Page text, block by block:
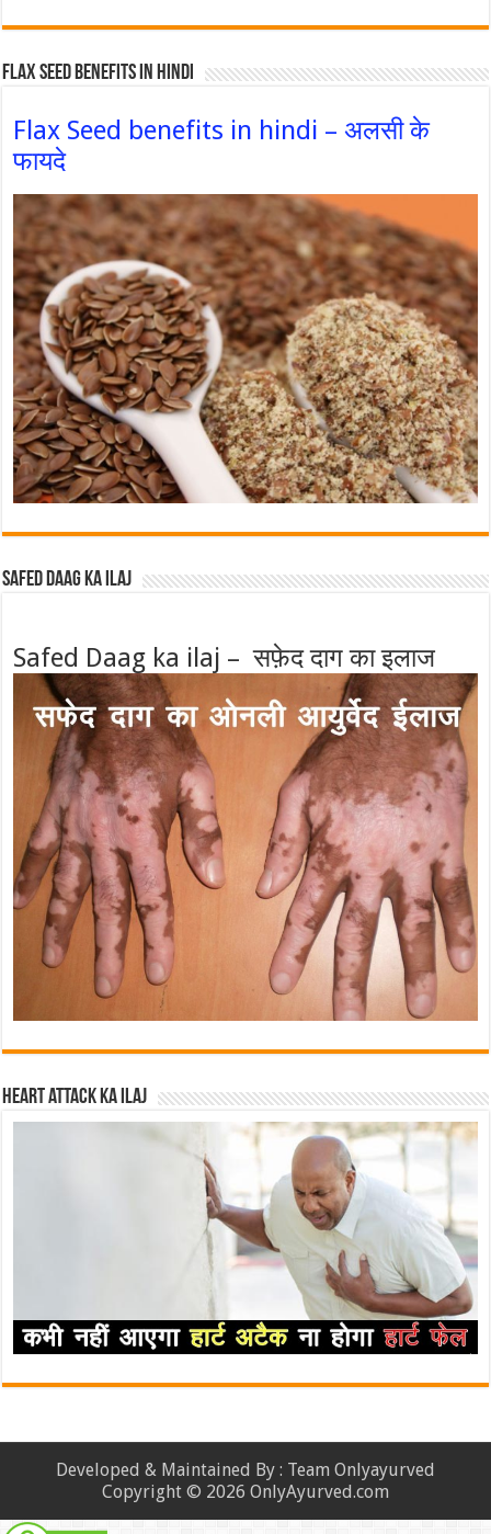
Flax Seed Benefits in hindi
Flax Seed benefits in hindi – अलसी के
फायदे
Safed Daag ka ilaj
Safed Daag ka ilaj – सफ़ेद दाग का इलाज
Heart attack ka ilaj
Developed & Maintained By : Team Onlyayurved
Copyright © 2026 OnlyAyurved.com